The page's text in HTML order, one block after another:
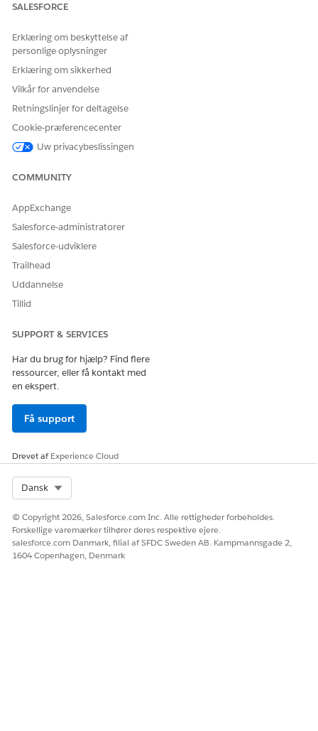
BEMÆRKRBL-regler understøttes ikke for deltagere i
forsikringspolicer og skadesdeltagere.
LØSTE DENNE ARTIKEL DIT PROBLEM?
Giv os besked, så vi kan forbedre os!
SALESFORCE
Erklæring om beskyttelse af
personlige oplysninger
Erklæring om sikkerhed
Vilkår for anvendelse
Retningslinjer for deltagelse
Cookie-præferencecenter
Uw privacybeslissingen
COMMUNITY
AppExchange
Salesforce-administratorer
Salesforce-udviklere
Trailhead
Uddannelse
Tillid
SUPPORT & SERVICES
Har du brug for hjælp? Find flere
ressourcer, eller få kontakt med
en ekspert.
Få support
Drevet afExperience Cloud
Dansk
© Copyright 2026, Salesforce.com Inc. Alle rettigheder forbeholdes.
Forskellige varemærker tilhører deres respektive ejere.
salesforce.com Danmark, filial af SFDC Sweden AB. Kampmannsgade 2,
1604 Copenhagen, Denmark